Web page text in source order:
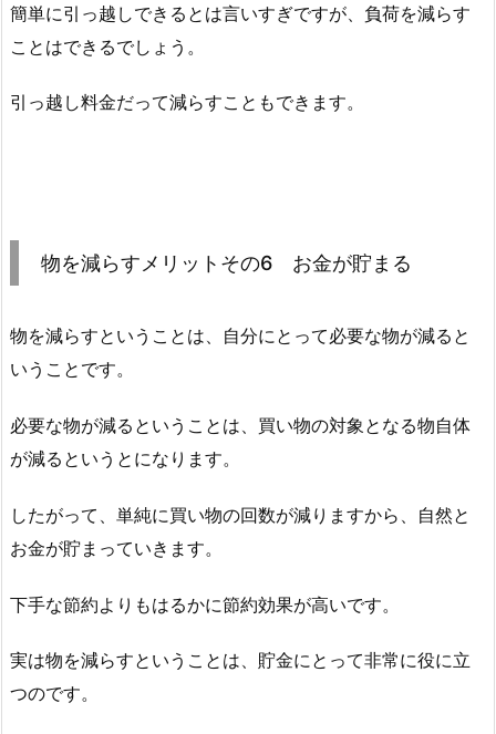
簡単に引っ越しできるとは言いすぎですが、負荷を減らす
ことはできるでしょう。
引っ越し料金だって減らすこともできます。
物を減らすメリットその6 お金が貯まる
物を減らすということは、自分にとって必要な物が減ると
いうことです。
必要な物が減るということは、買い物の対象となる物自体
が減るというとになります。
したがって、単純に買い物の回数が減りますから、自然と
お金が貯まっていきます。
下手な節約よりもはるかに節約効果が高いです。
実は物を減らすということは、貯金にとって非常に役に立
つのです。